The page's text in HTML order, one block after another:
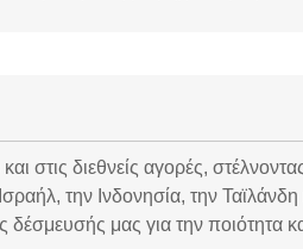
στις διεθνείς αγορές,
την Ινδονησία, την Ταϊλάνδη
μας για την ποιότητα